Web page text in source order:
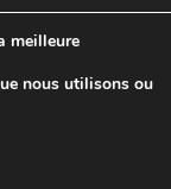
meilleure
nous utilisons ou
des cookies